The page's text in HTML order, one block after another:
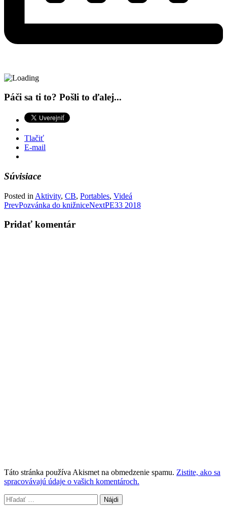
Páči sa ti to? Pošli to ďalej...
Tlačiť
E-mail
Súvisiace
Posted in Aktivity, CB, Portables, Videá
Post
navigation
PrevPozvánka do knižniceNextPE33 2018
Pridať komentár
Táto stránka používa Akismet na obmedzenie spamu. Zistite, ako sa
spracovávajú údaje o vašich komentároch.
Hľadať: